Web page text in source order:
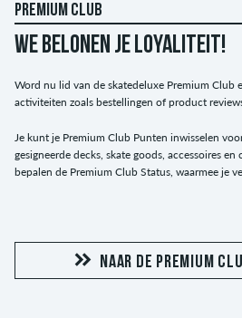
PREMIUM CLUB
WE BELONEN JE LOYALITEIT!
Word nu lid van de skatedeluxe Premium Club
activiteiten zoals bestellingen of product
Je kunt je Premium Club Punten inwisselen
gesigneerde decks, skate goods, accessoires
bepalen de Premium Club Status, waarmee je
NAAR DE PREMIUM